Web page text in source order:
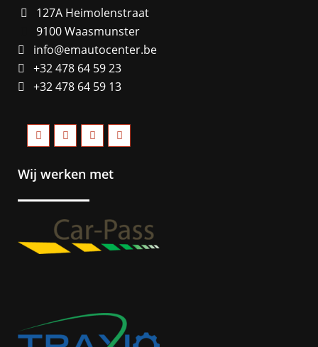
127A Heimolenstraat
9100 Waasmunster
info@emautocenter.be
+32 478 64 59 23
+32 478 64 59 13
Wij werken met